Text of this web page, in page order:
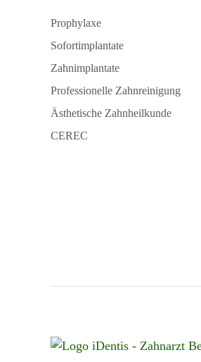
Prophylaxe
Sofortimplantate
Zahnimplantate
Professionelle Zahnreinigung
Ästhetische Zahnheilkunde
CEREC